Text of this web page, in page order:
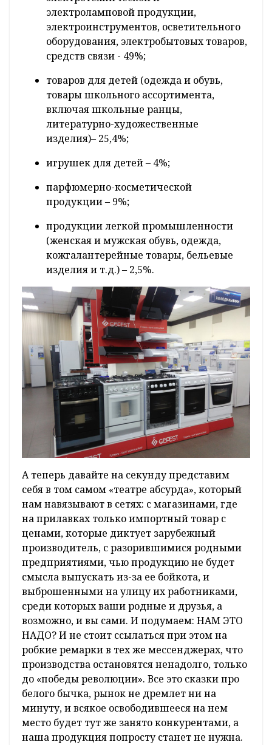
электроламповой продукции,
электроинструментов, осветительного
оборудования, электробытовых товаров,
средств связи - 49%;
товаров для детей (одежда и обувь,
товары школьного ассортимента,
включая школьные ранцы,
литературно-художественные
изделия)– 25,4%;
игрушек для детей – 4%;
парфюмерно-косметической
продукции – 9%;
продукции легкой промышленности
(женская и мужская обувь, одежда,
кожгалантерейные товары, бельевые
изделия и т.д.) – 2,5%.
А теперь давайте на секунду представим
себя в том самом «театре абсурда», который
нам навязывают в сетях: с магазинами, где
на прилавках только импортный товар с
ценами, которые диктует зарубежный
производитель, с разорившимися родными
предприятиями, чью продукцию не будет
смысла выпускать из-за ее бойкота, и
выброшенными на улицу их работниками,
среди которых ваши родные и друзья, а
возможно, и вы сами. И подумаем: НАМ ЭТО
НАДО? И не стоит ссылаться при этом на
робкие ремарки в тех же мессенджерах, что
производства остановятся ненадолго, только
до «победы революции». Все это сказки про
белого бычка, рынок не дремлет ни на
минуту, и всякое освободившееся на нем
место будет тут же занято конкурентами, а
наша продукция попросту станет не нужна.